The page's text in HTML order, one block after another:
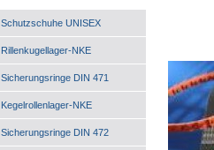
Schutzschuhe UNISEX
Rillenkugellager-NKE
Sicherungsringe DIN 471
Kegelrollenlager-NKE
Sicherungsringe DIN 472